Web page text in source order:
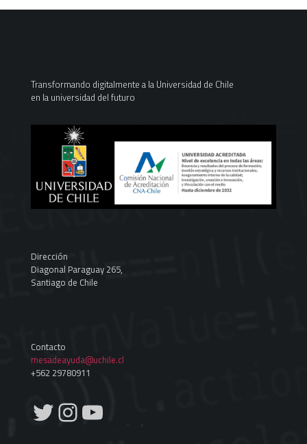
Transformando digitalmente a la Universidad de Chile
en la universidad del futuro
Dirección
Diagonal Paraguay 265,
Santiago de Chile
Contacto
mesadeayuda@uchile.cl
+562 29780911
Twitter
Instagram
YouTube